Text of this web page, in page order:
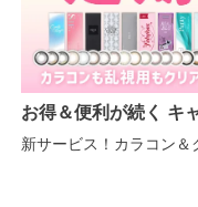
お得＆便利が続く キ
新サービス！カラコン＆